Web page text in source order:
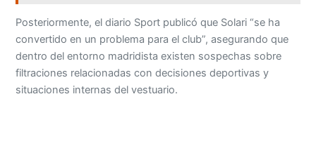
Posteriormente, el diario Sport publicó que Solari “se ha
convertido en un problema para el club”, asegurando que
dentro del entorno madridista existen sospechas sobre
filtraciones relacionadas con decisiones deportivas y
situaciones internas del vestuario.